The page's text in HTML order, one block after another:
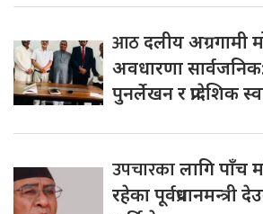
आठदलीय अग्रगामी
अवधारणा
पुनर्लेखन र प्रादेशिक
उपचारकालागि पाँच
रहेका पूर्वप्रधानमन्त्री